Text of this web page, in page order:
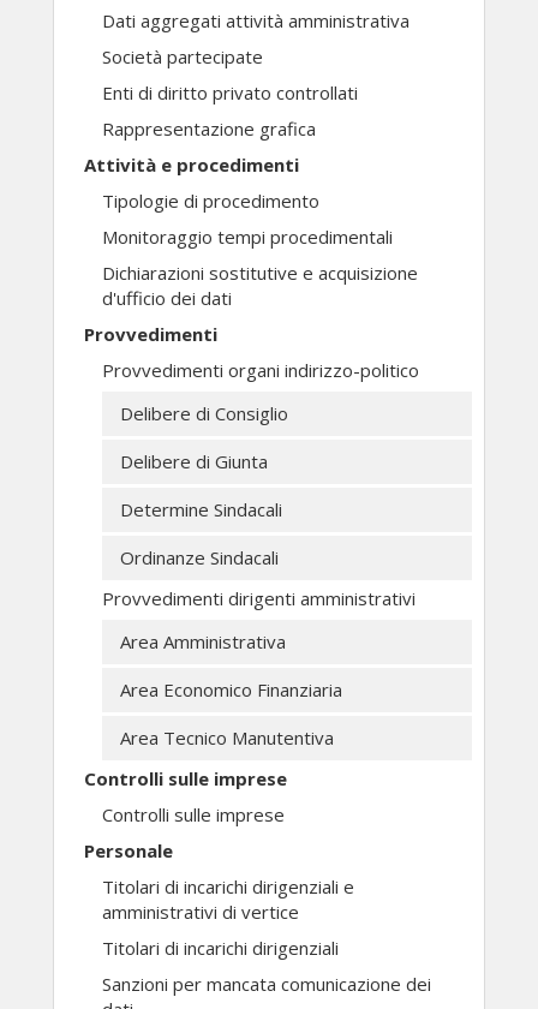
Dati aggregati attività amministrativa
Società partecipate
Enti di diritto privato controllati
Rappresentazione grafica
Attività e procedimenti
Tipologie di procedimento
Monitoraggio tempi procedimentali
Dichiarazioni sostitutive e acquisizione
d'ufficio dei dati
Provvedimenti
Provvedimenti organi indirizzo-politico
Delibere di Consiglio
Delibere di Giunta
Determine Sindacali
Ordinanze Sindacali
Provvedimenti dirigenti amministrativi
Area Amministrativa
Area Economico Finanziaria
Area Tecnico Manutentiva
Controlli sulle imprese
Controlli sulle imprese
Personale
Titolari di incarichi dirigenziali e
amministrativi di vertice
Titolari di incarichi dirigenziali
Sanzioni per mancata comunicazione dei